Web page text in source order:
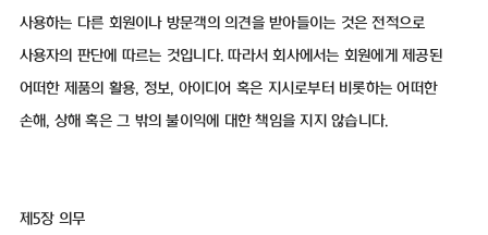
사용하는 다른 회원이나 방문객의 의견을 받아들이는 것은 전적으로
사용자의 판단에 따르는 것입니다. 따라서 회사에서는 회원에게 제공된
어떠한 제품의 활용, 정보, 아이디어 혹은 지시로부터 비롯하는 어떠한
손해, 상해 혹은 그 밖의 불이익에 대한 책임을 지지 않습니다.
제5장 의무